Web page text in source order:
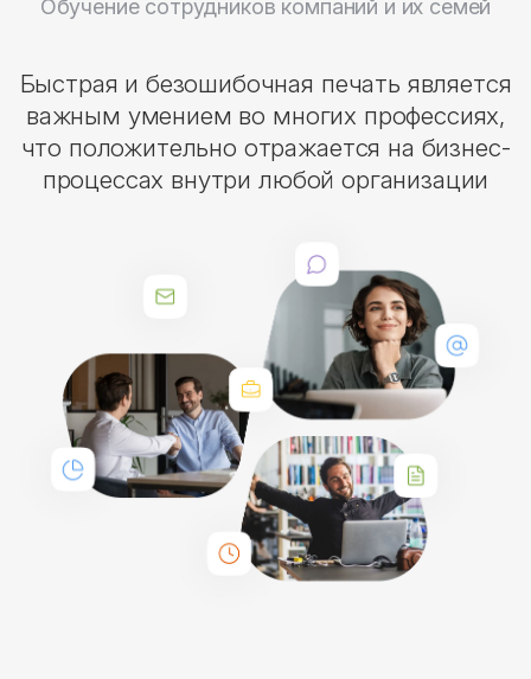
Обучение сотрудников компаний и их семей
Быстрая и безошибочная печать является
важным умением во многих профессиях,
что положительно отражается на бизнес-
процессах внутри любой организации